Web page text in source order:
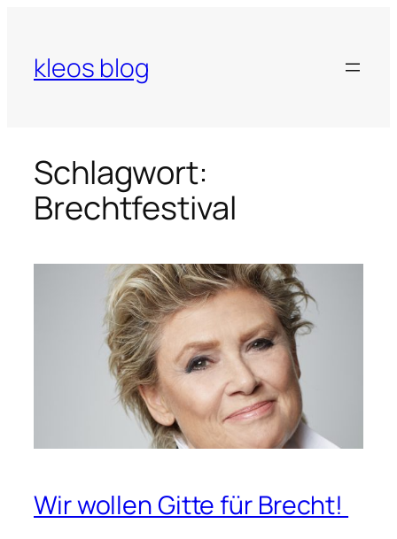
springen
kleos blog
Schlagwort:
Brechtfestival
Wir wollen Gitte für Brecht!